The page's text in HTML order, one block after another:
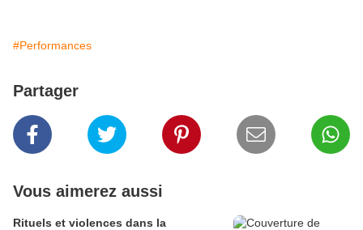
#Performances
Partager
Vous aimerez aussi
Rituels et violences dans la